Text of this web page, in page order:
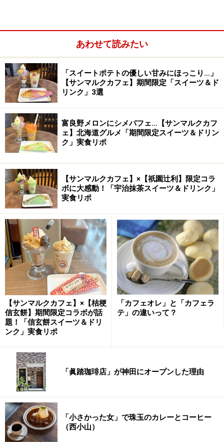
キーワードを思い出しました。写真都市。壁面の大きな
スチール製の書架には、古いNiconのカメラが飾られてい
ます。
▼ブレンドの風味は「フルーツ」と「チョコレート」
※記事内容は執筆時点のものです。最新の内容をご確認くださ
い。
※メニューや料金などのデータは、取材時または記事公開時点で
の内容です。
1/4 次のページへ
あわせて読みたい
「スイートポテトの優しい甘みにほっこり…」
【サンマルクカフェ】期間限定「スイーツ＆ド
リンク」3選
富良野メロンにシメパフェ…【サンマルクカフ
ェ】北海道グルメ「期間限定スイーツ＆ドリン
ク」実食リポ
【サンマルクカフェ】×【祇園辻利】限定コラ
ボに大感動！「宇治抹茶スイーツ＆ドリンク」
実食リポ
【サンマルクカフェ】×【桔梗
信玄餅】期間限定コラボが話
題！「信玄餅スイーツ＆ドリ
ンク」実食リポ
「カフェオレ」と「カフェラ
テ」の違いって？
「眞踏珈琲店」が神田にオープンした理由
「小さかった女」で珠玉のカレーとコーヒー
（西小山）